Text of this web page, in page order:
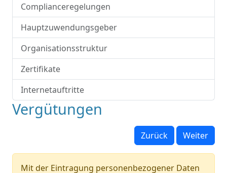
Complianceregelungen
Hauptzuwendungsgeber
Organisationsstruktur
Zertifikate
Internetauftritte
Vergütungen
Zurück Weiter
Mit der Eintragung personenbezogener Daten